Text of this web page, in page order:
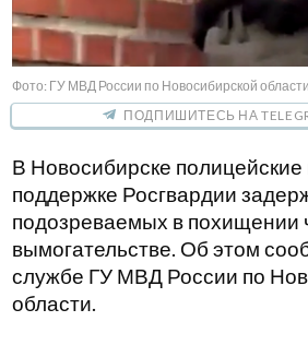
Фото: ГУ МВД России по Новосибирской
ПОДПИШИТЕСЬ НА
В Новосибирске полицейские
поддержке Росгвардии
подозреваемых в похищении
вымогательстве. Об этом
службе ГУ МВД России по
области.